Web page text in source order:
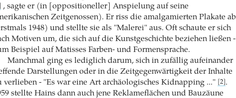
, sagte er (in [oppositioneller] Anspielung auf seine
Zeitgenossen). Er riss die amalgamierten Plakate ab
1948) und stellte sie als "Malerei" aus. Oft schaute er sich
Motiven um, die sich auf die Kunstgeschichte beziehen ließen -
Beispiel auf Matisses Farben- und Formensprache.
Manchmal ging es lediglich darum, sich in zufällig aufeinander
Darstellungen oder in die Zeitgegenwärtigkeit der Inhalte
verlieben - "Es war eine Art archäologisches Kidnapping ..."
[2] .
stellte Hains dann auch jene Reklameflächen und Bauzäune